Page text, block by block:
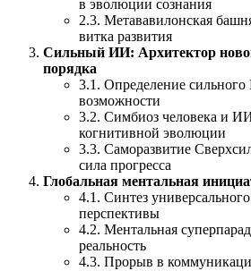
в эволюции сознания
2.3. Метававилонская
витка развития
Сильный ИИ: Архитектор
порядка
3.1. Определение
возможности
3.2. Симбиоз человека и
когнитивной эволюции
3.3. Саморазвитие
сила прогресса
Глобальная ментальная
4.1. Синтез
перспективы
4.2. Ментальная
реальность
4.3. Прорыв в